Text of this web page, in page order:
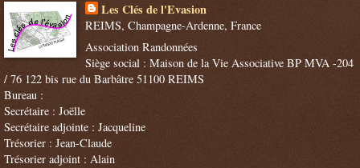
Les Clés de l'Evasion
REIMS, Champagne-Ardenne, France
Association Randonnées
Siège social : Maison de la Vie Associative BP MVA -204
/ 76 122 bis rue du Barbâtre 51100 REIMS
Bureau :
Secrétaire : Joëlle
Secrétaire adjointe : Jacqueline
Trésorier : Jean-Claude
Trésorier adjoint : Alain